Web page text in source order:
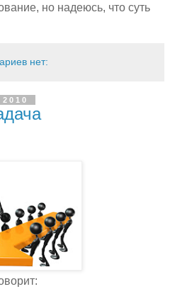
но надеюсь, что суть
нет: